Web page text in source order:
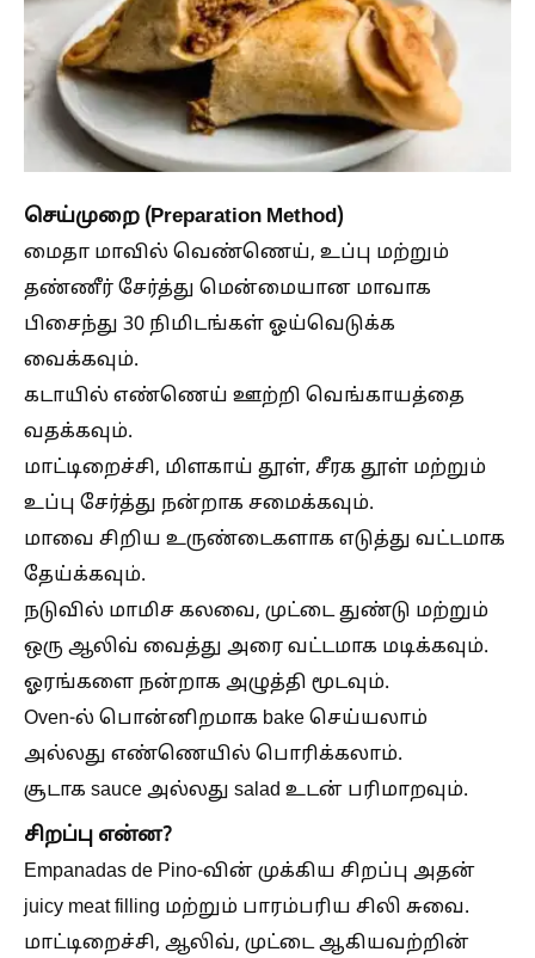
செய்முறை (Preparation Method)
மைதா மாவில் வெண்ணெய், உப்பு மற்றும்
தண்ணீர் சேர்த்து மென்மையான மாவாக
பிசைந்து 30 நிமிடங்கள் ஓய்வெடுக்க
வைக்கவும்.
கடாயில் எண்ணெய் ஊற்றி வெங்காயத்தை
வதக்கவும்.
மாட்டிறைச்சி, மிளகாய் தூள், சீரக தூள் மற்றும்
உப்பு சேர்த்து நன்றாக சமைக்கவும்.
மாவை சிறிய உருண்டைகளாக எடுத்து வட்டமாக
தேய்க்கவும்.
நடுவில் மாமிச கலவை, முட்டை துண்டு மற்றும்
ஒரு ஆலிவ் வைத்து அரை வட்டமாக மடிக்கவும்.
ஓரங்களை நன்றாக அழுத்தி மூடவும்.
Oven-ல் பொன்னிறமாக bake செய்யலாம்
அல்லது எண்ணெயில் பொரிக்கலாம்.
சூடாக sauce அல்லது salad உடன் பரிமாறவும்.
சிறப்பு என்ன?
Empanadas de Pino-வின் முக்கிய சிறப்பு அதன்
juicy meat filling மற்றும் பாரம்பரிய சிலி சுவை.
மாட்டிறைச்சி, ஆலிவ், முட்டை ஆகியவற்றின்